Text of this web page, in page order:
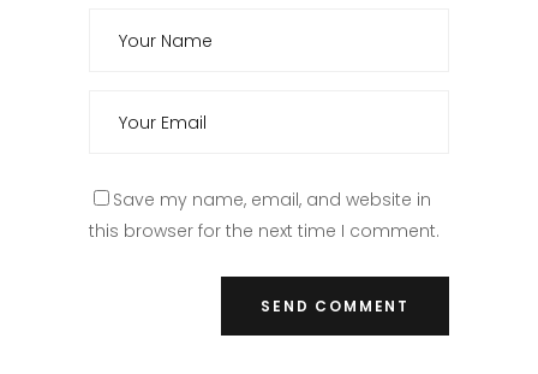
Save my name, email, and website in
this browser for the next time I comment.